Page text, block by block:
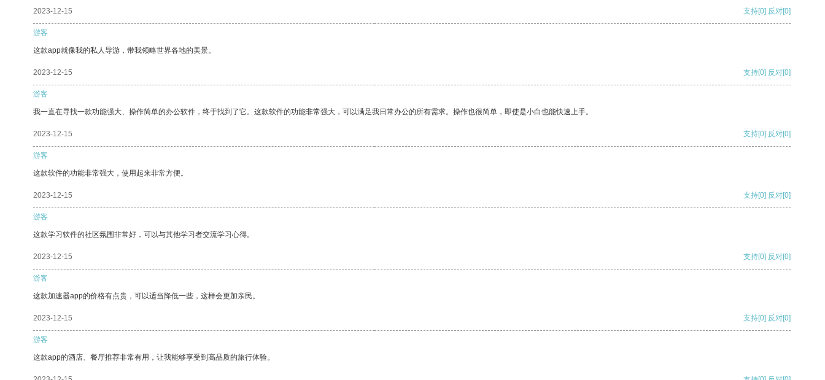
2023-12-15 支持[0] 反对[0]
游客
这款app就像我的私人导游，带我领略世界各地的美景。
2023-12-15 支持[0] 反对[0]
游客
我一直在寻找一款功能强大、操作简单的办公软件，终于找到了它。这款软件的功能非常强大，可以满足我日常办公的所有需求。操作也很简单，即使是小白也能快速上手。
2023-12-15 支持[0] 反对[0]
游客
这款软件的功能非常强大，使用起来非常方便。
2023-12-15 支持[0] 反对[0]
游客
这款学习软件的社区氛围非常好，可以与其他学习者交流学习心得。
2023-12-15 支持[0] 反对[0]
游客
这款加速器app的价格有点贵，可以适当降低一些，这样会更加亲民。
2023-12-15 支持[0] 反对[0]
游客
这款app的酒店、餐厅推荐非常有用，让我能够享受到高品质的旅行体验。